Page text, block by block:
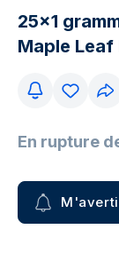
25x1
Maple Leaf
En rupture